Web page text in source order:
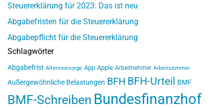
Steuererklärung für 2023: Das ist neu
Abgabefristen für die Steuererklärung
Abgabepflicht für die Steuererklärung
Schlagwörter
Abgabefrist Altersvorsorge App Apple Arbeitnehmer Arbeitszimmer
Außergewöhnliche Belastungen BFH BFH-Urteil BMF
BMF-Schreiben Bundesfinanzhof